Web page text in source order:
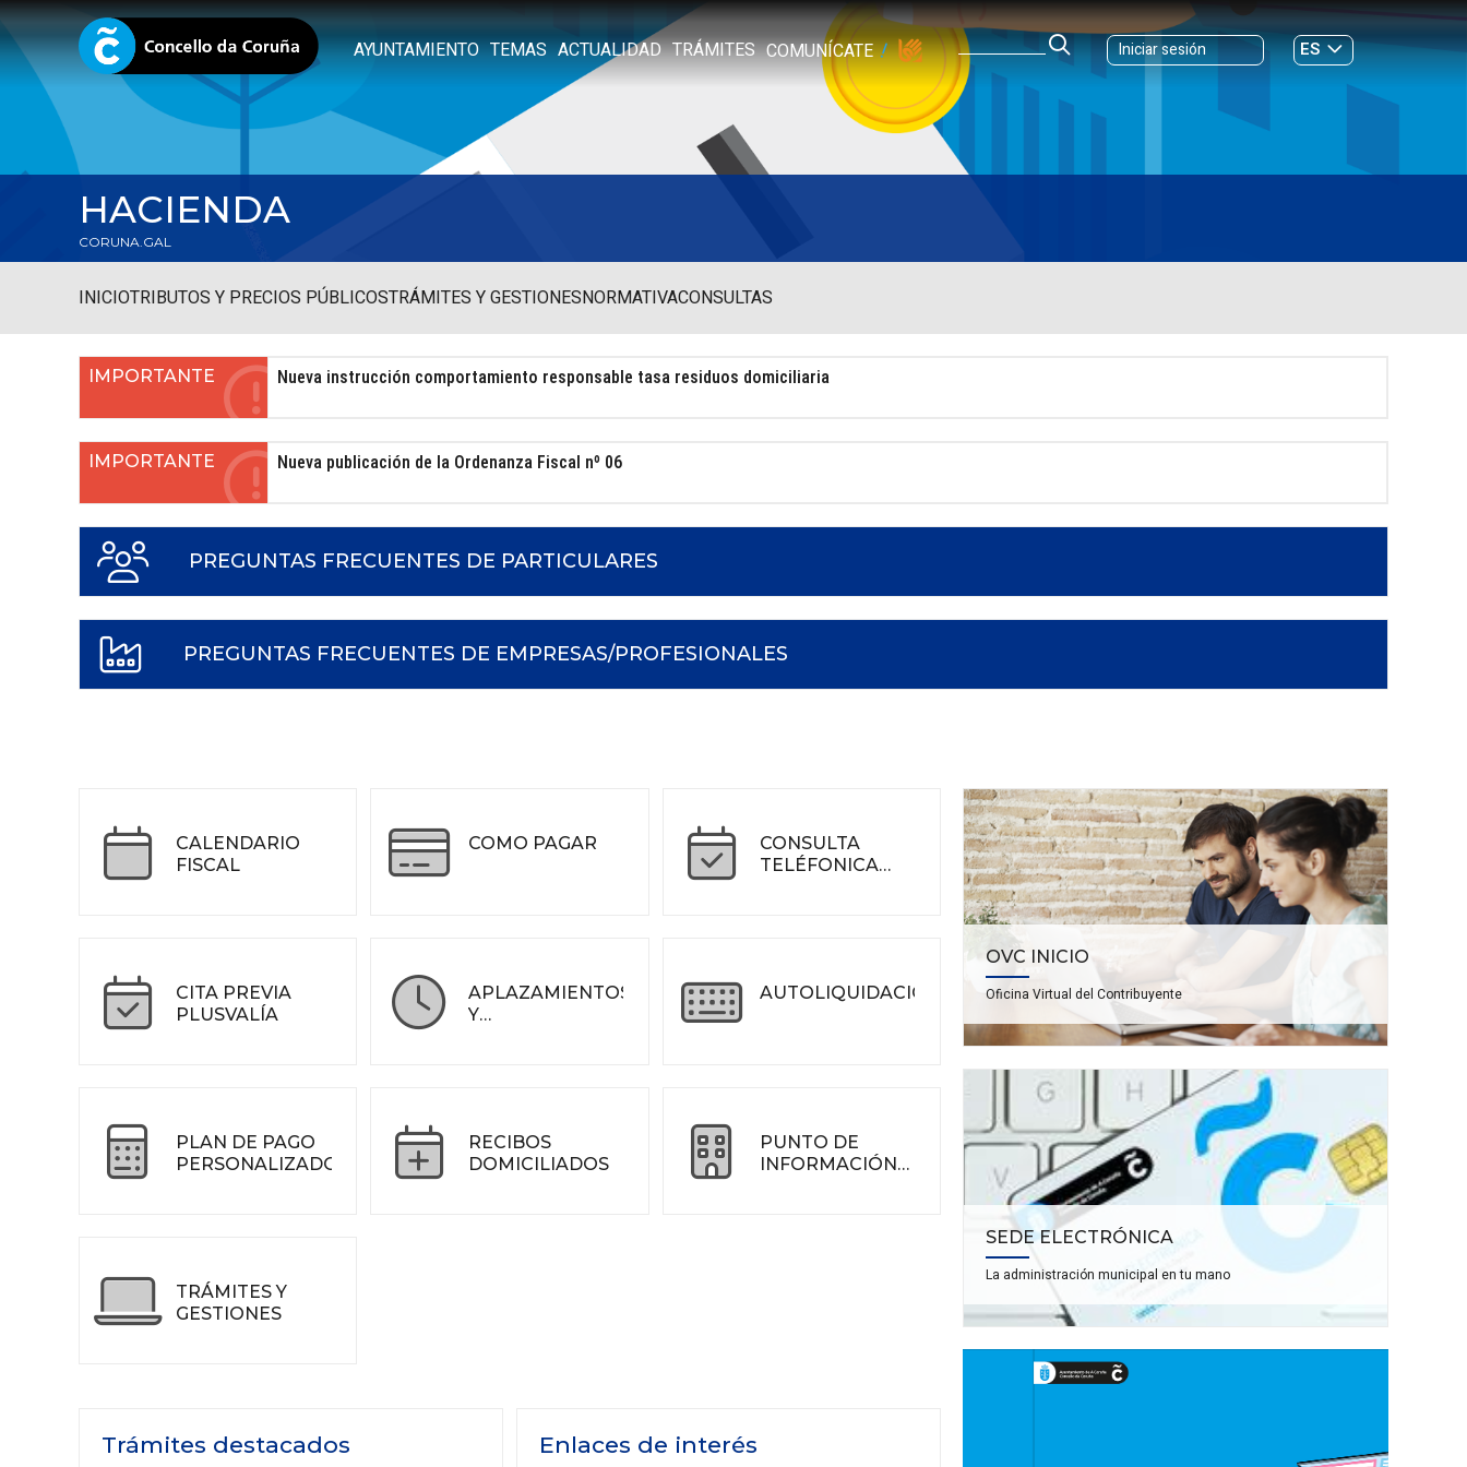
AYUNTAMIENTO TEMAS ACTUALIDAD TRÁMITES COMUNÍCATE Iniciar sesión
ES
GL
HACIENDA
CORUNA.GAL
INICIOTRIBUTOS Y PRECIOS PÚBLICOSTRÁMITES Y GESTIONESNORMATIVACONSULTAS
IMPORTANTE Nueva instrucción comportamiento responsable tasa residuos domiciliaria
IMPORTANTE Nueva publicación de la Ordenanza Fiscal nº 06
PREGUNTAS FRECUENTES DE PARTICULARES
PREGUNTAS FRECUENTES DE EMPRESAS/PROFESIONALES
CALENDARIO
FISCAL
COMO PAGAR
CONSULTA
TELÉFONICA
CITA PREVIA
PLUSVALÍA
APLAZAMIENTOS
Y
AUTOLIQUIDACION
PLAN DE PAGO
PERSONALIZADO
RECIBOS
DOMICILIADOS
PUNTO DE
INFORMACIÓN
TRÁMITES Y
GESTIONES
Trámites destacados Enlaces de interés
OVC INICIO
Oficina Virtual del Contribuyente
SEDE ELECTRÓNICA
La administración municipal en tu mano